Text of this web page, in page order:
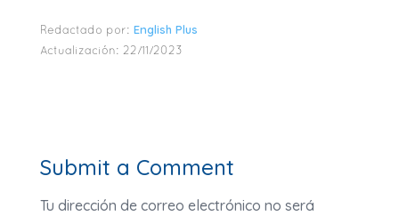
Redactado por: English Plus
Actualización: 22/11/2023
Submit a Comment
Tu dirección de correo electrónico no será